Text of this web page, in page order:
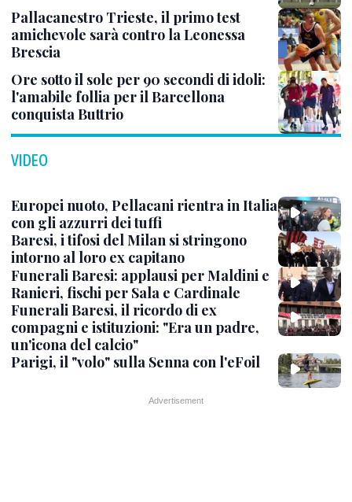
Pallacanestro Trieste, il primo test
amichevole sarà contro la Leonessa
Brescia
Ore sotto il sole per 90 secondi di idoli:
l'amabile follia per il Barcellona
conquista Buttrio
VIDEO
Europei nuoto, Pellacani rientra in Italia
con gli azzurri dei tuffi
Baresi, i tifosi del Milan si stringono
intorno al loro ex capitano
Funerali Baresi: applausi per Maldini e
Ranieri, fischi per Sala e Cardinale
Funerali Baresi, il ricordo di ex
compagni e istituzioni: "Era un padre,
un'icona del calcio"
Parigi, il "volo" sulla Senna con l'eFoil